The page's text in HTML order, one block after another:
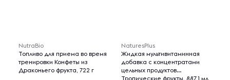
NutraBio
Топливо для приема во время
тренировки Конфеты из
Драконьего фрукта, 722 г
NaturesPlus
Жидкая мультивитаминная
добавка с концентратами
цельных продуктов
Тропические фрукты, 887,1 мл